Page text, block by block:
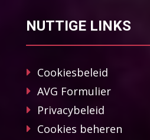
NUTTIGE LINKS
Cookiesbeleid
AVG Formulier
Privacybeleid
Cookies beheren